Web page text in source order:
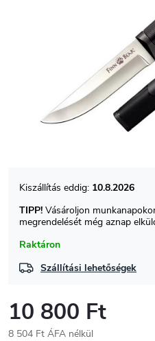
Raktáron
10.8.2026
TIPP! Vásároljon
megrendelését még aznap
Szállítási lehetőségek
10 800 Ft
8 504 Ft ÁFA nélkül